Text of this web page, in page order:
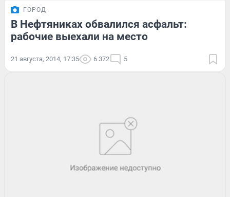
ГОРОД
В Нефтяниках обвалился асфальт:
рабочие выехали на место
21 августа, 2014, 17:35 6 372 5